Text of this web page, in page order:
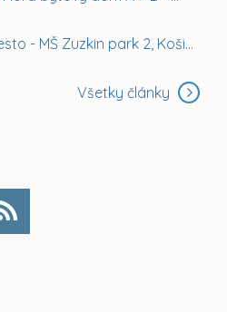
Voľné pracovné miesto - MŠ Zuzkin park 2, Košice -...
Všetky články